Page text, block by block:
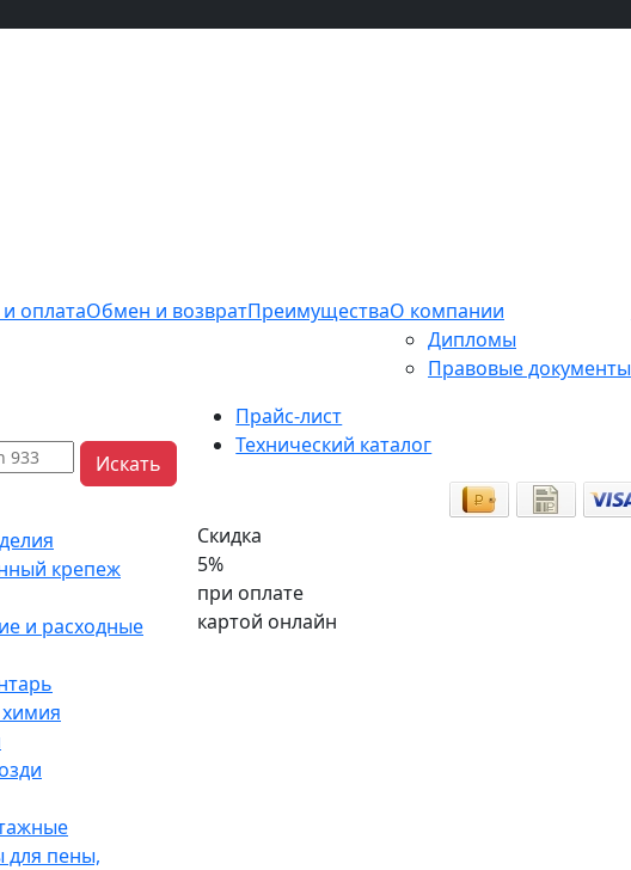
оплатаОбмен и возвратПреимуществаО компании
Дипломы
Правовые документы
Искать
крепеж
и расходные
для пены,
Прайс-лист
Технический каталог
Скидка
5%
при оплате
картой онлайн